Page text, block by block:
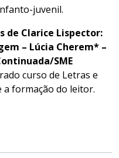
juvenil.
de Clarice Lispector:
– Lúcia Cherem* –
SME
curso de Letras e
formação do leitor.